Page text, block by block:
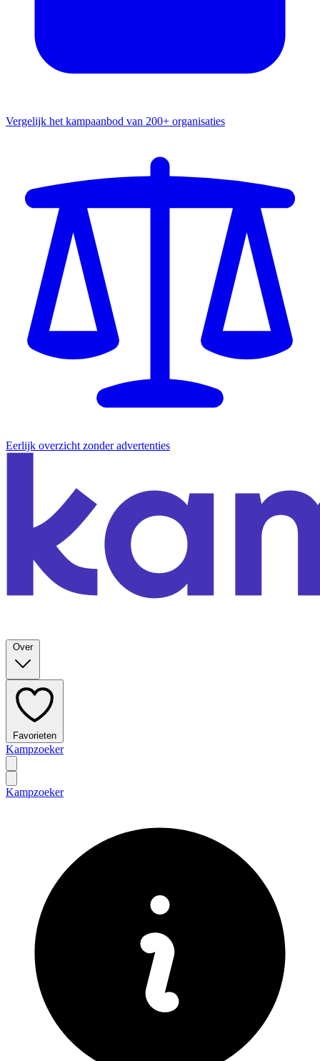
Vergelijk het kampaanbod van 200+ organisaties
Eerlijk overzicht zonder advertenties
Over
Favorieten
Kampzoeker
Kampzoeker